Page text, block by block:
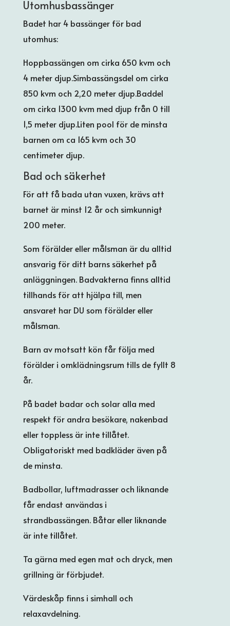
Utomhusbassänger
Badet har 4 bassänger för bad
utomhus:
Hoppbassängen om cirka 650 kvm och
4 meter djup.Simbassängsdel om cirka
850 kvm och 2,20 meter djup.Baddel
om cirka 1300 kvm med djup från 0 till
1,5 meter djup.Liten pool för de minsta
barnen om ca 165 kvm och 30
centimeter djup.
Bad och säkerhet
För att få bada utan vuxen, krävs att
barnet är minst 12 år och simkunnigt
200 meter.
Som förälder eller målsman är du alltid
ansvarig för ditt barns säkerhet på
anläggningen. Badvakterna finns alltid
tillhands för att hjälpa till, men
ansvaret har DU som förälder eller
målsman.
Barn av motsatt kön får följa med
förälder i omklädningsrum tills de fyllt 8
år.
På badet badar och solar alla med
respekt för andra besökare, nakenbad
eller toppless är inte tillåtet.
Obligatoriskt med badkläder även på
de minsta.
Badbollar, luftmadrasser och liknande
får endast användas i
strandbassängen. Båtar eller liknande
är inte tillåtet.
Ta gärna med egen mat och dryck, men
grillning är förbjudet.
Värdeskåp finns i simhall och
relaxavdelning.